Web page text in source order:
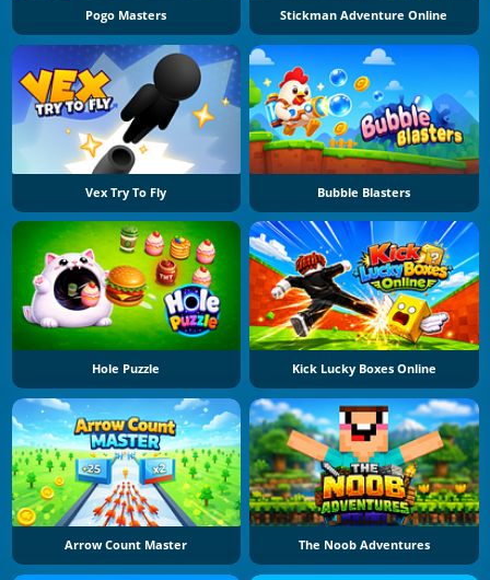
Pogo Masters Stickman Adventure Online
Vex Try To Fly Bubble Blasters
Hole Puzzle Kick Lucky Boxes Online
Arrow Count Master The Noob Adventures